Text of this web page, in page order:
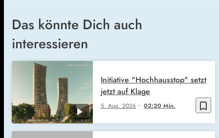
Das könnte Dich auch
interessieren
bookmark_border
5. Aug. 2026 02:20 Min.
Initiative "Hochhausstop" setzt
jetzt auf Klage